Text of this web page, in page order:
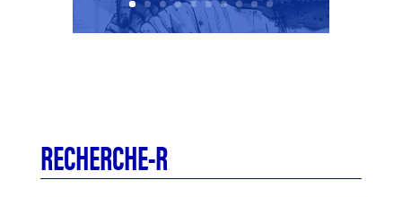
RECHERCHE-R